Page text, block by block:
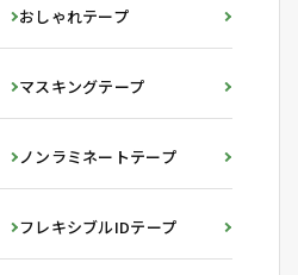
おしゃれテープ
マスキングテープ
ノンラミネートテープ
フレキシブルIDテープ